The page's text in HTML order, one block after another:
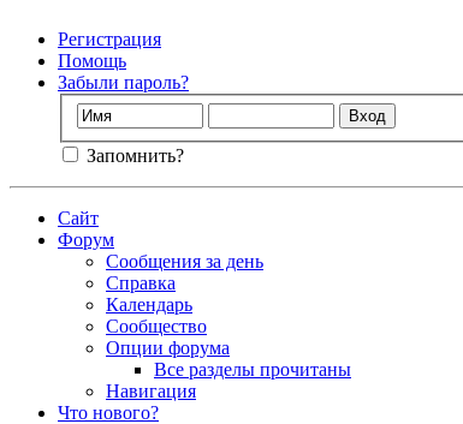
Регистрация
Помощь
Забыли пароль?
Запомнить?
Сайт
Форум
Сообщения за день
Справка
Календарь
Сообщество
Опции форума
Все разделы прочитаны
Навигация
Что нового?